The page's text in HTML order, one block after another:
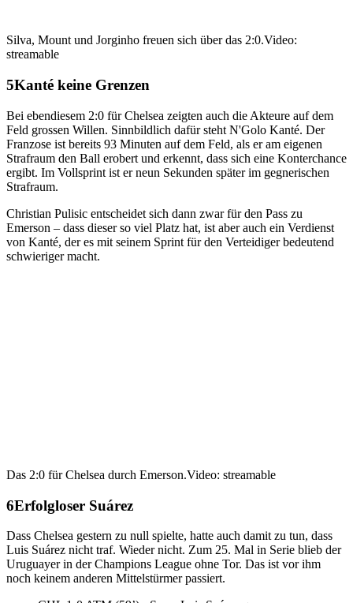
Silva, Mount und Jorginho freuen sich über das 2:0.Video:
streamable
Kanté keine Grenzen
Bei ebendiesem 2:0 für Chelsea zeigten auch die Akteure auf dem
Feld grossen Willen. Sinnbildlich dafür steht N'Golo Kanté. Der
Franzose ist bereits 93 Minuten auf dem Feld, als er am eigenen
Strafraum den Ball erobert und erkennt, dass sich eine Konterchance
ergibt. Im Vollsprint ist er neun Sekunden später im gegnerischen
Strafraum.
Christian Pulisic entscheidet sich dann zwar für den Pass zu
Emerson – dass dieser so viel Platz hat, ist aber auch ein Verdienst
von Kanté, der es mit seinem Sprint für den Verteidiger bedeutend
schwieriger macht.
Das 2:0 für Chelsea durch Emerson.Video: streamable
Erfolgloser Suárez
Dass Chelsea gestern zu null spielte, hatte auch damit zu tun, dass
Luis Suárez nicht traf. Wieder nicht. Zum 25. Mal in Serie blieb der
Uruguayer in der Champions League ohne Tor. Das ist vor ihm
noch keinem anderen Mittelstürmer passiert.